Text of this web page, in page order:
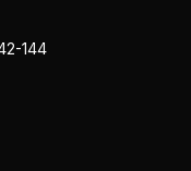
144